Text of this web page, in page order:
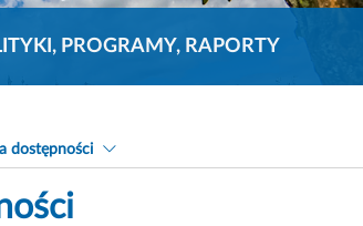
PROGRAMY, RAPORTY
dostępności